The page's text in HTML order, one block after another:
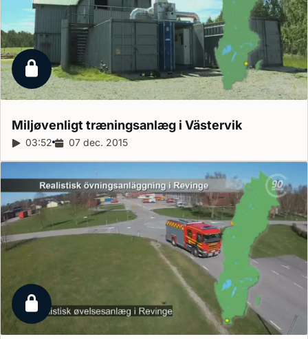
Låst reportage
Miljøvenligt træningsanlæg i Västervik
Reportagelængde:
03:52 Udgivelsesdato:
07 dec. 2015
Låst reportage